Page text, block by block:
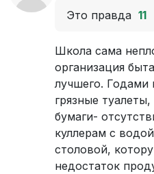
Это правда 11
Школа сама
организация
лучшего. Годами
грязные
бумаги-
куллерам с
столовой,
недостаток